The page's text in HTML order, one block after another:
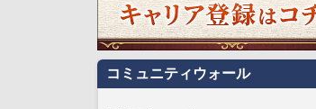
コミュニティウォール